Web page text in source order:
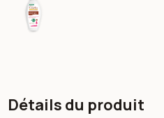
Détails du produit